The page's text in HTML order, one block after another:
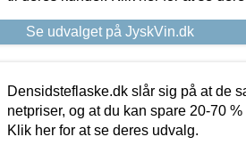
Se udvalget på JyskVin.dk
Densidsteflaske.dk slår sig på at de
netpriser, og at du kan spare 20-70
Klik her for at se deres udvalg.